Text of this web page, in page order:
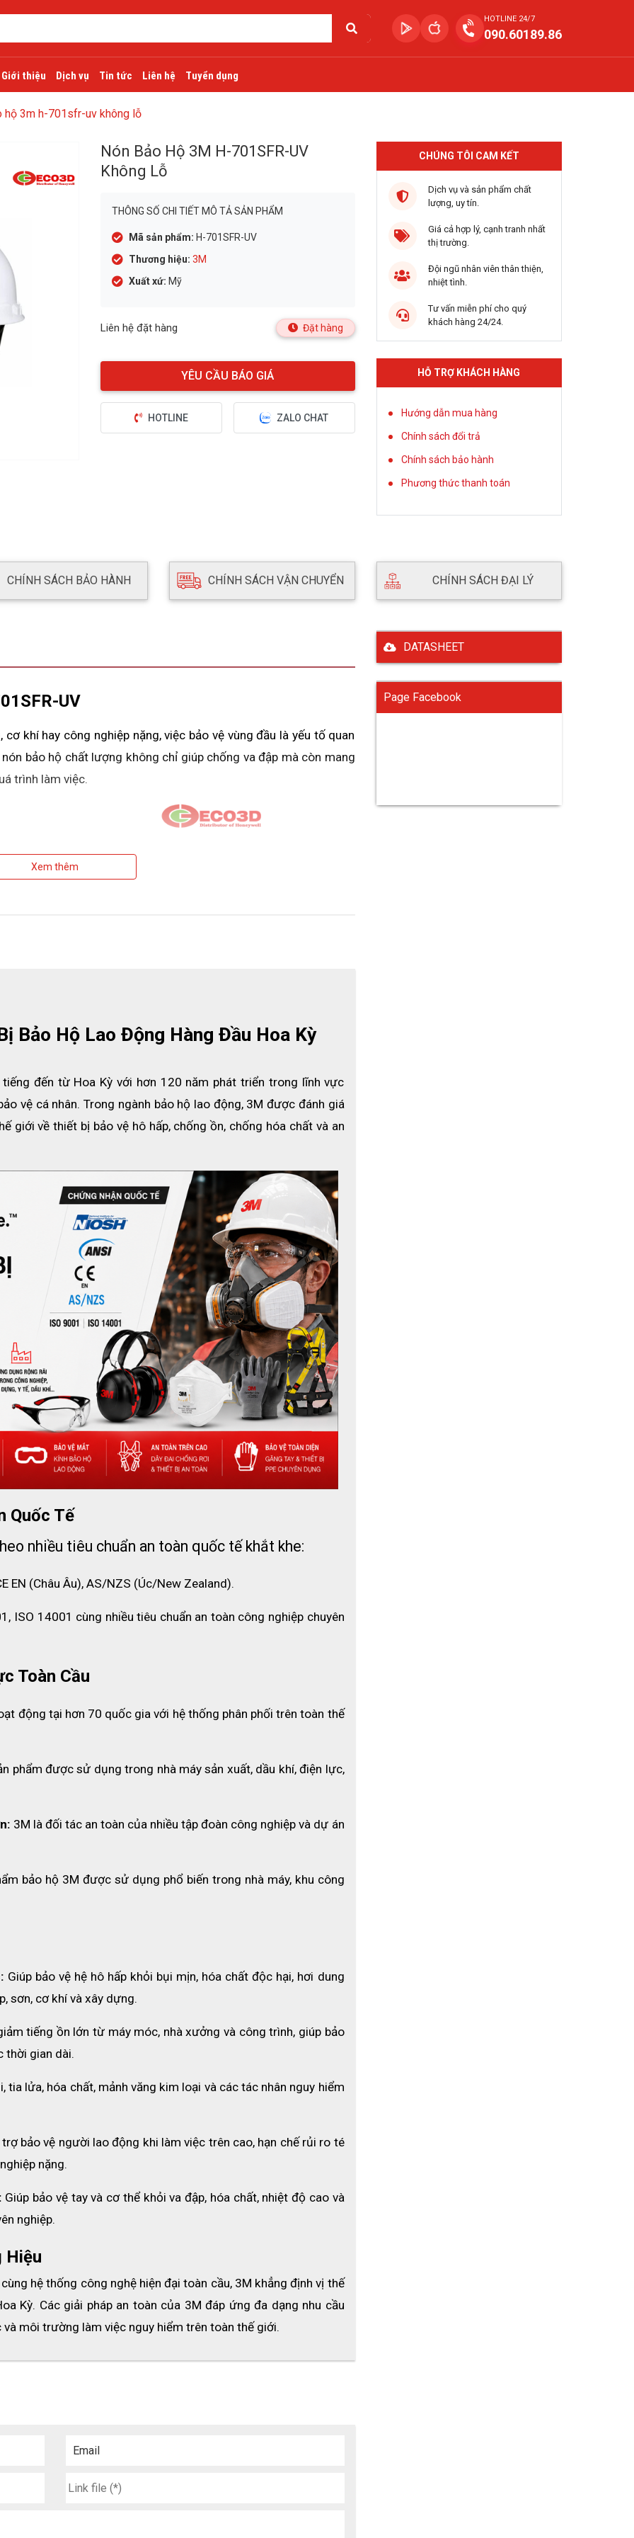
HOTLINE 24/7
090.60189.86
Giới thiệu Dịch vụ Tin tức Liên hệ Tuyển dụng
hộ 3m h-701sfr-uv không lỗ
Nón Bảo Hộ 3M H-701SFR-UV
Không Lỗ
THÔNG SỐ CHI TIẾT MÔ TẢ SẢN PHẨM
Mã sản phẩm: H-701SFR-UV
Thương hiệu: 3M
Xuất xứ: Mỹ
Liên hệ đặt hàng Đặt hàng
HOTLINE ZALO CHAT
CHÚNG TÔI CAM KẾT
Dịch vụ và sản phẩm chất
lượng, uy tín.
Giá cả hợp lý, cạnh tranh nhất
thị trường.
Đội ngũ nhân viên thân thiện,
nhiệt tình.
Tư vấn miễn phí cho quý
khách hàng 24/24.
HỖ TRỢ KHÁCH HÀNG
Hướng dẫn mua hàng
Chính sách đổi trả
Chính sách bảo hành
Phương thức thanh toán
CHÍNH SÁCH BẢO HÀNH CHÍNH SÁCH VẬN CHUYỂN CHÍNH SÁCH ĐẠI LÝ
UV
khí hay công nghiệp nặng, việc bảo vệ vùng đầu là yếu tố quan
bảo hộ chất lượng không chỉ giúp chống va đập mà còn mang
trình làm việc.
phẩm đến từ thương hiệu 3M (Mỹ), nổi bật với thiết kế chắc chắn,
phù hợp cho nhiều môi trường làm việc khác nhau, đặc biệt là
3M H-701SFR-UV
UV
Z89.1, CSA Z94.1
3M H-701SFR-UV
từ chất liệu HDPE – ABS cao cấp, có khả năng chịu lực tốt và
giúp tăng cường khả năng bảo vệ trước các tác động từ
điện hiệu quả, phù hợp với môi trường làm việc có nguy cơ liên
sử dụng.
việc hoặc di chuyển.
gian dài.
Xem thêm
Bảo Hộ Lao Động Hàng Đầu Hoa Kỳ
đến từ Hoa Kỳ với hơn 120 năm phát triển trong lĩnh vực
vệ cá nhân. Trong ngành bảo hộ lao động, 3M được đánh giá
giới về thiết bị bảo vệ hô hấp, chống ồn, chống hóa chất và an
Quốc Tế
nhiều tiêu chuẩn an toàn quốc tế khắt khe:
EN (Châu Âu), AS/NZS (Úc/New Zealand).
ISO 14001 cùng nhiều tiêu chuẩn an toàn công nghiệp chuyên
Toàn Cầu
động tại hơn 70 quốc gia với hệ thống phân phối trên toàn thế
phẩm được sử dụng trong nhà máy sản xuất, dầu khí, điện lực,
3M là đối tác an toàn của nhiều tập đoàn công nghiệp và dự án
bảo hộ 3M được sử dụng phổ biến trong nhà máy, khu công
Giúp bảo vệ hệ hô hấp khỏi bụi mịn, hóa chất độc hại, hơi dung
sơn, cơ khí và xây dựng.
tiếng ồn lớn từ máy móc, nhà xưởng và công trình, giúp bảo
thời gian dài.
tia lửa, hóa chất, mảnh văng kim loại và các tác nhân nguy hiểm
bảo vệ người lao động khi làm việc trên cao, hạn chế rủi ro té
nặng.
Giúp bảo vệ tay và cơ thể khỏi va đập, hóa chất, nhiệt độ cao và
nghiệp.
Hiệu
hệ thống công nghệ hiện đại toàn cầu, 3M khẳng định vị thế
Kỳ. Các giải pháp an toàn của 3M đáp ứng đa dạng nhu cầu
môi trường làm việc nguy hiểm trên toàn thế giới.
Email
DATASHEET
Page Facebook